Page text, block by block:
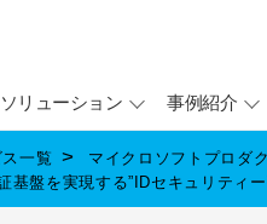
ソリューション 事例紹介
一覧 マイクロソフトプロダ
盤を実現する”IDセキュリティ